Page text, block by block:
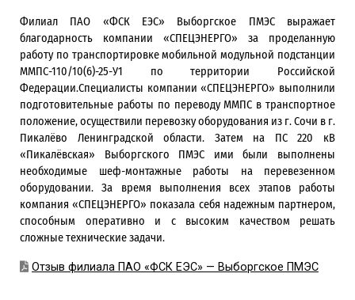
Филиал ПАО «ФСК ЕЭС» Выборгское ПМЭС выражает
благодарность компании «СПЕЦЭНЕРГО» за проделанную
работу по транспортировке мобильной модульной подстанции
ММПС-110/10(6)-25-У1 по территории Российской
Федерации.Специалисты компании «СПЕЦЭНЕРГО» выполнили
подготовительные работы по переводу ММПС в транспортное
положение, осуществили перевозку оборудования из г. Сочи в г.
Пикалёво Ленинградской области. Затем на ПС 220 кВ
«Пикалёвская» Выборгского ПМЭС ими были выполнены
необходимые шеф-монтажные работы на перевезенном
оборудовании. За время выполнения всех этапов работы
компания «СПЕЦЭНЕРГО» показала себя надежным партнером,
способным оперативно и с высоким качеством решать
сложные технические задачи.
Отзыв филиала ПАО «ФСК ЕЭС» — Выборгское ПМЭС